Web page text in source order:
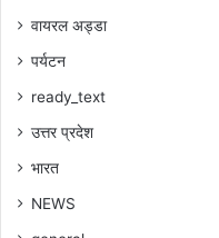
वायरल अड्डा
पर्यटन
ready_text
उत्तर प्रदेश
भारत
NEWS